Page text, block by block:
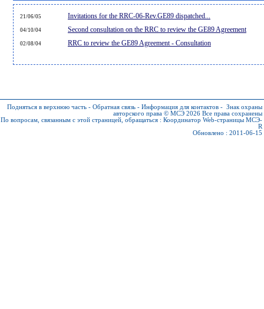
21/06/05 Invitations for the RRC-06-Rev.GE89 dispatched...
04/10/04 Second consultation on the RRC to review the GE89 Agreement
02/08/04 RRC to review the GE89 Agreement - Consultation
Подняться в верхнюю часть - Обратная связь - Информация для контактов - Знак охраны
авторского права © МСЭ 2026 Все права сохранены
По вопросам, связанным с этой страницей, обращаться : Координатор Web-страницы МСЭ-
R
Обновлено : 2011-06-15